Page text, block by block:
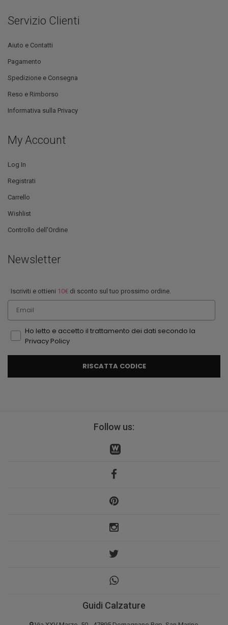
Servizio Clienti
Aiuto e Contatti
Pagamento
Spedizione e Consegna
Reso e Rimborso
Informativa sulla Privacy
My Account
Log In
Registrati
Carrello
Wishlist
Controllo dell'Ordine
Newsletter
Iscriviti e ottieni 10€ di sconto sul tuo prossimo ordine.
Email
Ho letto e accetto il trattamento dei dati secondo la
Privacy Policy
RISCATTA CODICE
Follow us:
Guidi Calzature